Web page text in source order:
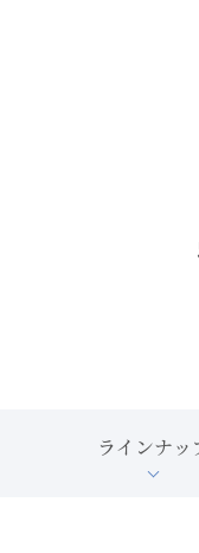
ラインナッ